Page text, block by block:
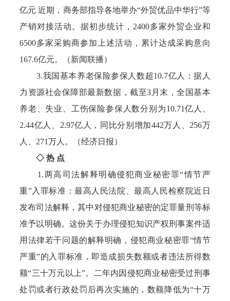
亿元 近期，商务部指导各地举办“外贸优品中华行”等
产销对接活动。据初步统计，2400多家外贸企业和
6500多家采购商参加上述活动，累计达成采购意向
167.6亿元。（新闻联播）
3.我国基本养老保险参保人数超10.7亿人：据人
力资源社会保障部最新数据，截至3月末，全国基本
养老、失业、工伤保险参保人数分别为10.71亿人、
2.44亿人、2.97亿人，同比分别增加442万人、256万
人、271万人。（经济日报）
◇ 热 点
1.两高司法解释明确侵犯商业秘密罪“情节严
重”入罪标准：最高人民法院、最高人民检察院近日
发布司法解释，其中对侵犯商业秘密的定罪量刑等标
准予以明确。这份关于办理侵犯知识产权刑事案件适
用法律若干问题的解释明确，侵犯商业秘密罪“情节
严重”的入罪标准，即造成损失数额或者违法所得数
额“三十万元以上”。二年内因侵犯商业秘密受过刑事
处罚或者行政处罚后再次实施的，数额降低为“十万